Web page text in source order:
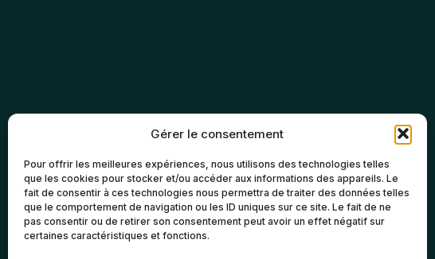
Gérer le consentement
Pour offrir les meilleures expériences, nous utilisons des technologies telles
que les cookies pour stocker et/ou accéder aux informations des appareils. Le
fait de consentir à ces technologies nous permettra de traiter des données telles
que le comportement de navigation ou les ID uniques sur ce site. Le fait de ne
pas consentir ou de retirer son consentement peut avoir un effet négatif sur
certaines caractéristiques et fonctions.